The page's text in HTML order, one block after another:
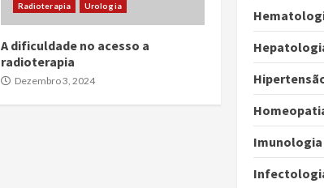
Radioterapia
Urologia
A dificuldade no acesso a
radioterapia
Dezembro 3, 2024
Imunologia